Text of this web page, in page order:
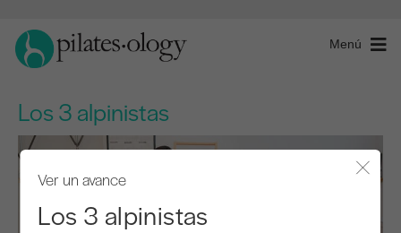
Menú
Los 3 alpinistas
Ver un avance
Los 3 alpinistas